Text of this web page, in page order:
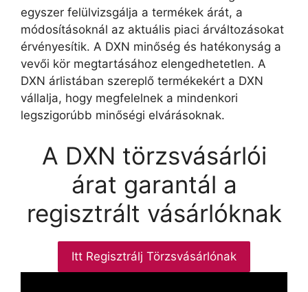
egyszer felülvizsgálja a termékek árát, a
módosításoknál az aktuális piaci árváltozásokat
érvényesítik. A DXN minőség és hatékonyság a
vevői kör megtartásához elengedhetetlen. A
DXN árlistában szereplő termékekért a DXN
vállalja, hogy megfelelnek a mindenkori
legszigorúbb minőségi elvárásoknak.
A DXN törzsvásárlói
árat garantál a
regisztrált vásárlóknak
Itt Regisztrálj Törzsvásárlónak